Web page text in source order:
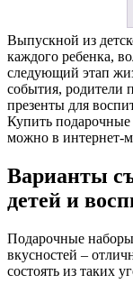
Выпускной из
каждого ребенка,
следующий этап
события, родители
презенты для
Купить
можно в интернет-
Варианты
детей и
Подарочные наборы
вкусностей –
состоять из таких